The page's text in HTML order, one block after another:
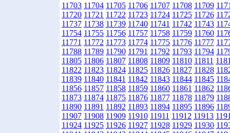
11703 11704 11705 11706 11707 11708 11709
11720 11721 11722 11723 11724 11725 11726
11737 11738 11739 11740 11741 11742 11743
11754 11755 11756 11757 11758 11759 11760
11771 11772 11773 11774 11775 11776 11777
11788 11789 11790 11791 11792 11793 11794
11805 11806 11807 11808 11809 11810 11811
11822 11823 11824 11825 11826 11827 11828
11839 11840 11841 11842 11843 11844 11845
11856 11857 11858 11859 11860 11861 11862
11873 11874 11875 11876 11877 11878 11879
11890 11891 11892 11893 11894 11895 11896
11907 11908 11909 11910 11911 11912 11913
11924 11925 11926 11927 11928 11929 11930